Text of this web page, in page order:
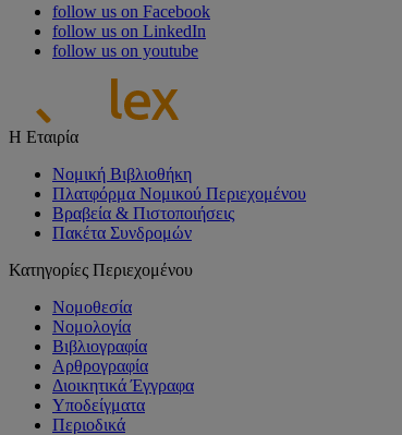
follow us on Facebook
follow us on LinkedIn
follow us on youtube
Η Εταιρία
Νομική Βιβλιοθήκη
Πλατφόρμα Νομικού Περιεχομένου
Βραβεία & Πιστοποιήσεις
Πακέτα Συνδρομών
Κατηγορίες Περιεχομένου
Νομοθεσία
Νομολογία
Βιβλιογραφία
Αρθρογραφία
Διοικητικά Έγγραφα
Υποδείγματα
Περιοδικά